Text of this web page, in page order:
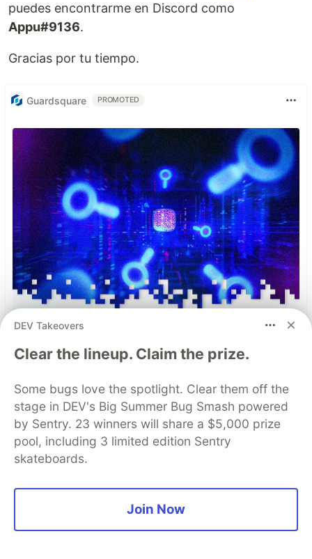
puedes encontrarme en Discord como
Appu#9136.
Gracias por tu tiempo.
Guardsquare PROMOTED
Simple and Stronger Mobile
App Security with Automatic
RASP Injection from
Guardsquare
Runtime Application Self-Protection (RASP) is a
DEV Takeovers
Clear the lineup. Claim the prize.
Some bugs love the spotlight. Clear them off the
stage in DEV's Big Summer Bug Smash powered
by Sentry. 23 winners will share a $5,000 prize
pool, including 3 limited edition Sentry
skateboards.
Join Now